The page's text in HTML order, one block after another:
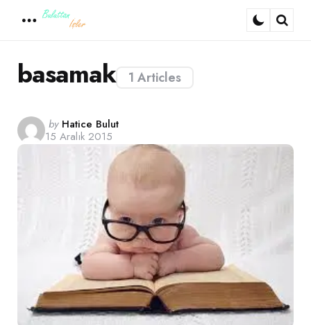
1 Articles
basamak
Posted
by
by Hatice Bulut
15 Aralık 2015